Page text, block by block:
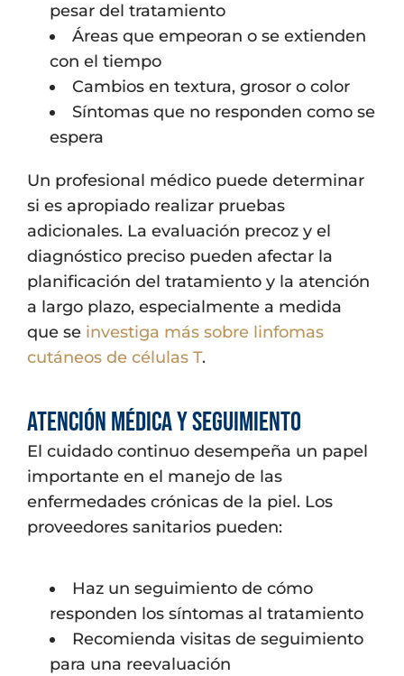
pesar del tratamiento
Áreas que empeoran o se extienden
con el tiempo
Cambios en textura, grosor o color
Síntomas que no responden como se
espera
Un profesional médico puede determinar
si es apropiado realizar pruebas
adicionales. La evaluación precoz y el
diagnóstico preciso pueden afectar la
planificación del tratamiento y la atención
a largo plazo, especialmente a medida
que se investiga más sobre linfomas
cutáneos de células T.
Atención médica y seguimiento
El cuidado continuo desempeña un papel
importante en el manejo de las
enfermedades crónicas de la piel. Los
proveedores sanitarios pueden:
Haz un seguimiento de cómo
responden los síntomas al tratamiento
Recomienda visitas de seguimiento
para una reevaluación